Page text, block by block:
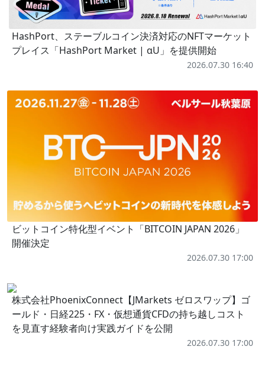
HashPort、ステーブルコイン決済対応のNFTマーケット
プレイス「HashPort Market | αU」を提供開始
2026.07.30 16:40
ビットコイン特化型イベント「BITCOIN JAPAN 2026」
開催決定
2026.07.30 17:00
株式会社PhoenixConnect【JMarkets ゼロスワップ】ゴ
ールド・日経225・FX・仮想通貨CFDの持ち越しコスト
を見直す経験者向け実践ガイドを公開
2026.07.30 17:00